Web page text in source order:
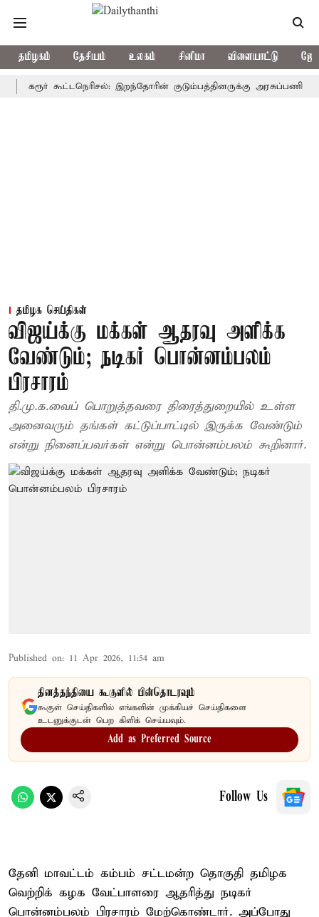
தமிழகம் தேசியம் உலகம் சினிமா விளையாட்டு
கூட்டநெரிசல்: இறந்தோரின் குடும்பத்தினருக்கு அரசுப்பணி வழக்கு;
தமிழக செய்திகள்
விஜய்க்கு மக்கள் ஆதரவு அளிக்க
வேண்டும்; நடிகர் பொன்னம்பலம்
பிரசாரம்
தி.மு.க.வைப் பொறுத்தவரை திரைத்துறையில் உள்ள
அனைவரும் தங்கள் கட்டுப்பாட்டில் இருக்க வேண்டும்
என்று நினைப்பவர்கள் என்று பொன்னம்பலம் கூறினார்.
Published on: 11 Apr 2026, 11:54 am
தினத்தந்தியை கூகுளில் பின்தொடரவும்
கூகுள் செய்திகளில் எங்களின் முக்கியச் செய்திகளை
உடனுக்குடன் பெற கிளிக் செய்யவும்.
Add as Preferred Source
Follow Us
தேனி மாவட்டம் கம்பம் சட்டமன்ற தொகுதி தமிழக
வெற்றிக் கழக வேட்பாளரை ஆதரித்து நடிகர்
பொன்னம்பலம் பிரசாரம் மேற்கொண்டார். அப்போது